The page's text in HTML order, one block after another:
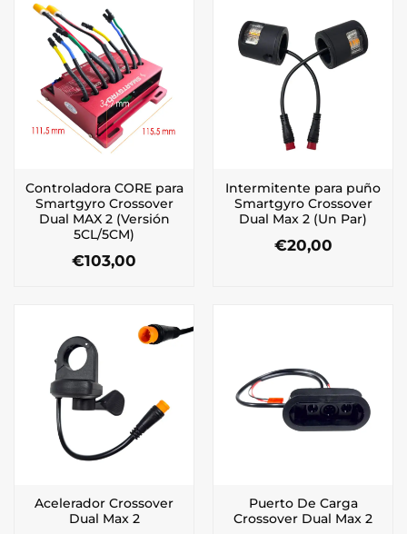
Controladora CORE para
Smartgyro Crossover
Dual MAX 2 (Versión
5CL/5CM)
€103,00
Intermitente para puño
Smartgyro Crossover
Dual Max 2 (Un Par)
€20,00
Acelerador Crossover
Dual Max 2
Puerto De Carga
Crossover Dual Max 2